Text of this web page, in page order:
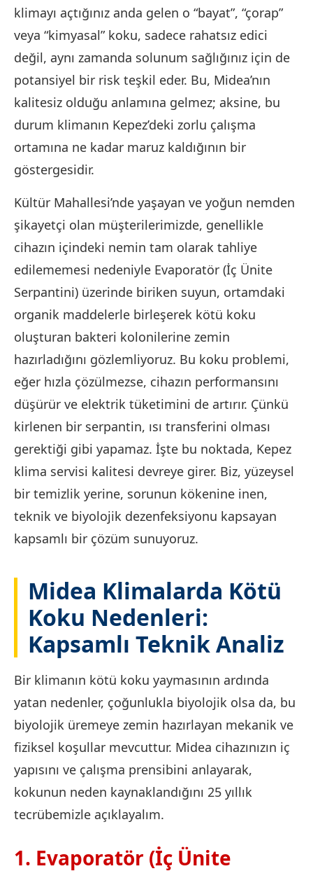
klimayı açtığınız anda gelen o “bayat”, “çorap”
veya “kimyasal” koku, sadece rahatsız edici
değil, aynı zamanda solunum sağlığınız için de
potansiyel bir risk teşkil eder. Bu, Midea’nın
kalitesiz olduğu anlamına gelmez; aksine, bu
durum klimanın Kepez’deki zorlu çalışma
ortamına ne kadar maruz kaldığının bir
göstergesidir.
Kültür Mahallesi’nde yaşayan ve yoğun nemden
şikayetçi olan müşterilerimizde, genellikle
cihazın içindeki nemin tam olarak tahliye
edilememesi nedeniyle Evaporatör (İç Ünite
Serpantini) üzerinde biriken suyun, ortamdaki
organik maddelerle birleşerek kötü koku
oluşturan bakteri kolonilerine zemin
hazırladığını gözlemliyoruz. Bu koku problemi,
eğer hızla çözülmezse, cihazın performansını
düşürür ve elektrik tüketimini de artırır. Çünkü
kirlenen bir serpantin, ısı transferini olması
gerektiği gibi yapamaz. İşte bu noktada, Kepez
klima servisi kalitesi devreye girer. Biz, yüzeysel
bir temizlik yerine, sorunun kökenine inen,
teknik ve biyolojik dezenfeksiyonu kapsayan
kapsamlı bir çözüm sunuyoruz.
Midea Klimalarda Kötü
Koku Nedenleri:
Kapsamlı Teknik Analiz
Bir klimanın kötü koku yaymasının ardında
yatan nedenler, çoğunlukla biyolojik olsa da, bu
biyolojik üremeye zemin hazırlayan mekanik ve
fiziksel koşullar mevcuttur. Midea cihazınızın iç
yapısını ve çalışma prensibini anlayarak,
kokunun neden kaynaklandığını 25 yıllık
tecrübemizle açıklayalım.
1. Evaporatör (İç Ünite